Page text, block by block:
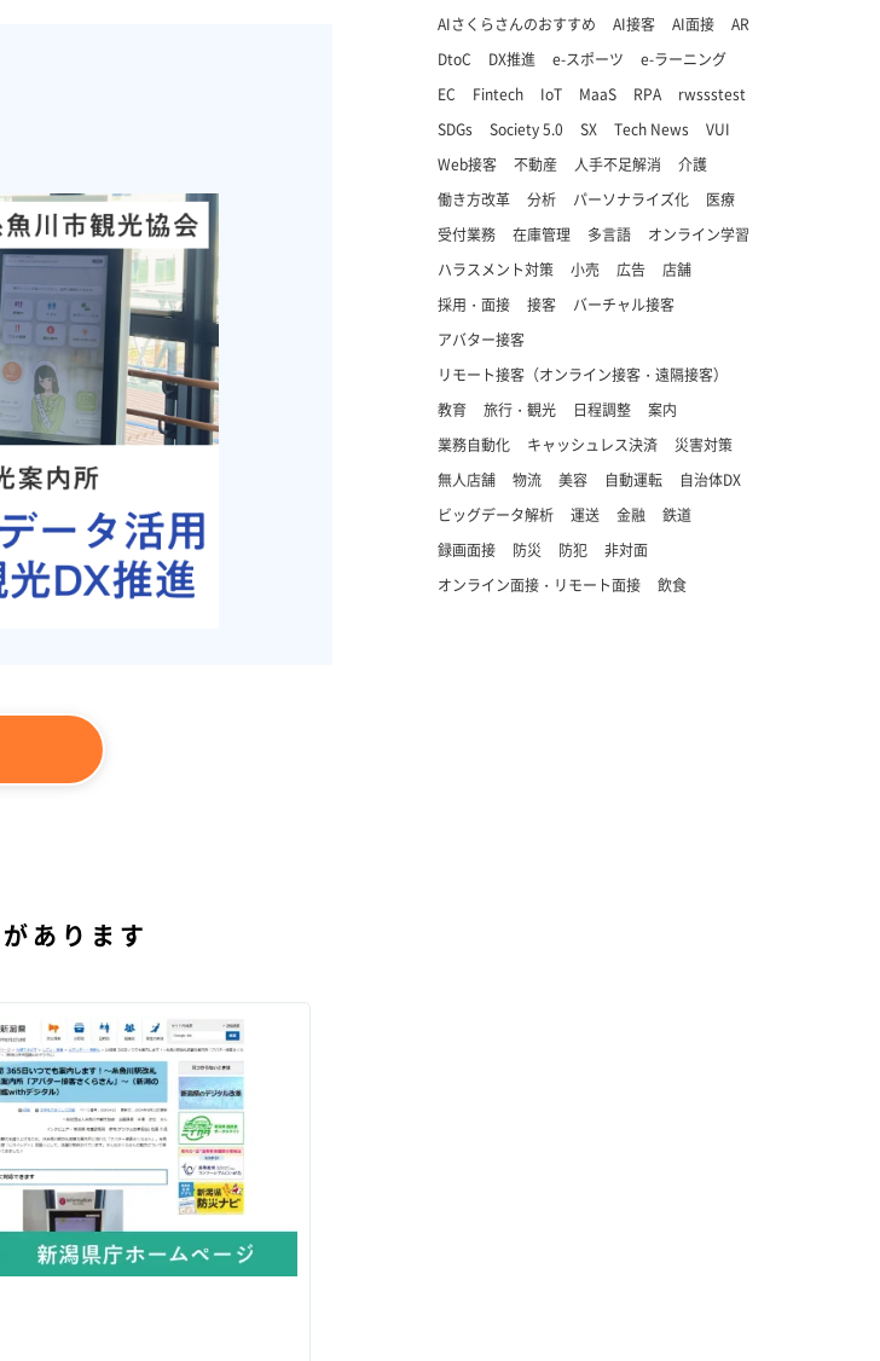
があります
AIさくらさんのおすすめ
AI接客 AI面接
AR
DtoC
DX推進 e-スポーツ
e-ラーニング
EC
Fintech IoT MaaS RPA
rwssstest
SDGs
Society 5.0 SX Tech News
VUI
Web接客
不動産 人手不足解消
介護
働き方改革
分析 パーソナライズ化
医療
受付業務
在庫管理 多言語
オンライン学習
ハラスメント対策
小売 広告
店舗
採用・面接
接客
バーチャル接客
アバター接客
リモート接客（オンライン接客・遠隔接客）
教育
旅行・観光 日程調整
案内
業務自動化
キャッシュレス決済
災害対策
無人店舗
物流 美容 自動運転
自治体DX
ビッグデータ解析
運送 金融
鉄道
録画面接
防災 防犯
非対面
オンライン面接・リモート面接
飲食